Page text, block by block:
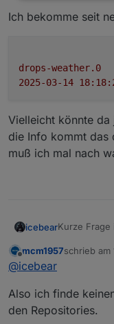
Ich bekomme seit
drops-weather.0
Vielleicht könnte da
die Info kommt das
muß ich mal nach
icebearKurze Frage
Kümmert
Offline
mcm1957schrieb am
zuletzt
@icebear
Also ich finde
den Repositories.